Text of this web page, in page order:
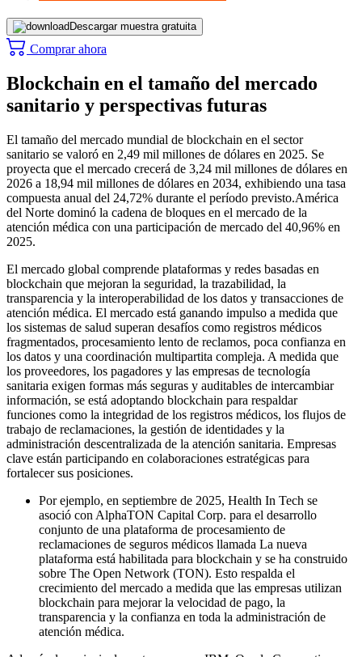
Descargar muestra gratuita
Comprar ahora
Blockchain en el tamaño del mercado
sanitario y perspectivas futuras
El tamaño del mercado mundial de blockchain en el sector
sanitario se valoró en 2,49 mil millones de dólares en 2025. Se
proyecta que el mercado crecerá de 3,24 mil millones de dólares en
2026 a 18,94 mil millones de dólares en 2034, exhibiendo una tasa
compuesta anual del 24,72% durante el período previsto.América
del Norte dominó la cadena de bloques en el mercado de la
atención médica con una participación de mercado del 40,96% en
2025.
El mercado global comprende plataformas y redes basadas en
blockchain que mejoran la seguridad, la trazabilidad, la
transparencia y la interoperabilidad de los datos y transacciones de
atención médica. El mercado está ganando impulso a medida que
los sistemas de salud superan desafíos como registros médicos
fragmentados, procesamiento lento de reclamos, poca confianza en
los datos y una coordinación multipartita compleja. A medida que
los proveedores, los pagadores y las empresas de tecnología
sanitaria exigen formas más seguras y auditables de intercambiar
información, se está adoptando blockchain para respaldar
funciones como la integridad de los registros médicos, los flujos de
trabajo de reclamaciones, la gestión de identidades y la
administración descentralizada de la atención sanitaria. Empresas
clave están participando en colaboraciones estratégicas para
fortalecer sus posiciones.
Por ejemplo, en septiembre de 2025, Health In Tech se
asoció con AlphaTON Capital Corp. para el desarrollo
conjunto de una plataforma de procesamiento de
reclamaciones de seguros médicos llamada La nueva
plataforma está habilitada para blockchain y se ha construido
sobre The Open Network (TON). Esto respalda el
crecimiento del mercado a medida que las empresas utilizan
blockchain para mejorar la velocidad de pago, la
transparencia y la confianza en toda la administración de
atención médica.